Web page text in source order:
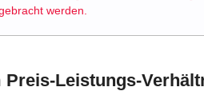
werden.
Preis-Leistungs-